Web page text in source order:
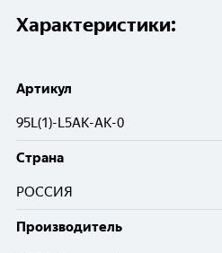
Характеристики:
Артикул
95L(1)-L5АК-АК-0
Cтрана
РОССИЯ
Производитель